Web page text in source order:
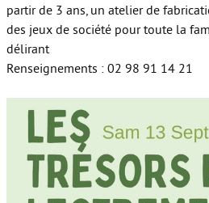
partir de 3 ans, un atelier de
des jeux de société pour toute la
délirant
Renseignements : 02 98 91 14 21